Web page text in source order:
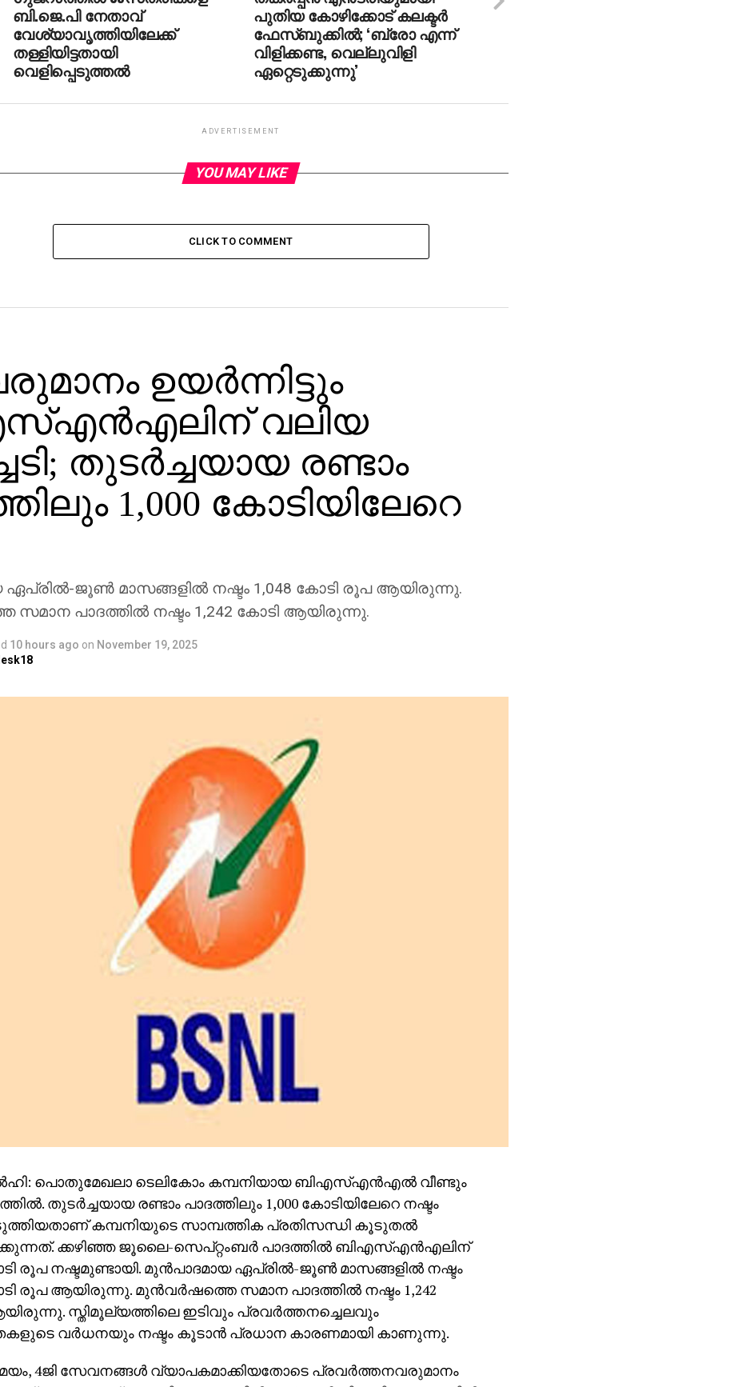
പുതിയ കോഴിക്കോട് കലക്ടര്‍
ഫേസ്ബുക്കില്‍; ‘ബ്രോ എന്ന്
വിളിക്കണ്ട, വെല്ലുവിളി
ഏറ്റെടുക്കുന്നു’
ബി.ജെ.പി നേതാവ്
വേശ്യാവൃത്തിയിലേക്ക്
തള്ളിയിട്ടതായി
വെളിപ്പെടുത്തല്‍
ADVERTISEMENT
YOU MAY LIKE
CLICK TO COMMENT
ഉയര്‍ന്നിട്ടും
വലിയ
തുടര്‍ച്ചയായ രണ്ടാം
1,000 കോടിയിലേറെ
ഏപ്രില്‍-ജൂണ്‍ മാസങ്ങളില്‍ നഷ്ടം 1,048 കോടി രൂപ ആയിരുന്നു.
പാദത്തില്‍ നഷ്ടം 1,242 കോടി ആയിരുന്നു.
10 hours ago on November 19, 2025
പൊതുമേഖലാ ടെലികോം കമ്പനിയായ ബിഎസ്എന്‍എല്‍ വീണ്ടും
തുടര്‍ച്ചയായ രണ്ടാം പാദത്തിലും 1,000 കോടിയിലേറെ നഷ്ടം
കമ്പനിയുടെ സാമ്പത്തിക പ്രതിസന്ധി കൂടുതല്‍
ക്കഴിഞ്ഞ ജൂലൈ-സെപ്റ്റംബര്‍ പാദത്തില്‍ ബിഎസ്എന്‍എലിന്
രൂപ നഷ്ടമുണ്ടായി. മുന്‍പാദമായ ഏപ്രില്‍-ജൂണ്‍ മാസങ്ങളില്‍ നഷ്ടം
രൂപ ആയിരുന്നു. മുന്‍വര്‍ഷത്തെ സമാന പാദത്തില്‍ നഷ്ടം 1,242
സ്തിമൂല്യത്തിലെ ഇടിവും പ്രവര്‍ത്തനച്ചെലവും
വര്‍ധനയും നഷ്ടം കൂടാന്‍ പ്രധാന കാരണമായി കാണുന്നു.
4ജി സേവനങ്ങള്‍ വ്യാപകമാക്കിയതോടെ പ്രവര്‍ത്തനവരുമാനം